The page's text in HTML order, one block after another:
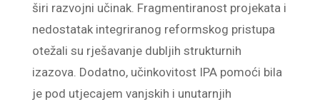
širi razvojni učinak. Fragmentiranost projekata i
nedostatak integriranog reformskog pristupa
otežali su rješavanje dubljih strukturnih
izazova. Dodatno, učinkovitost IPA pomoći bila
je pod utjecajem vanjskih i unutarnjih